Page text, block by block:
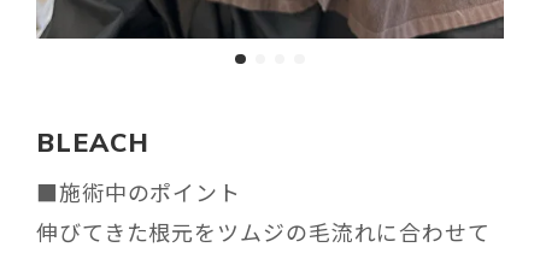
BLEACH
■施術中のポイント
伸びてきた根元をツムジの毛流れに合わせて